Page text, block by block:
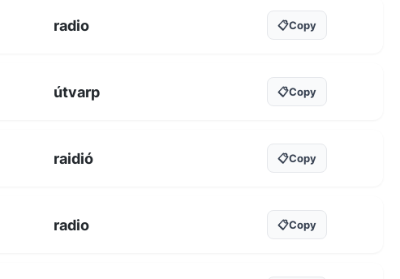
radio 📋Copy
útvarp 📋Copy
raidió 📋Copy
radio 📋Copy